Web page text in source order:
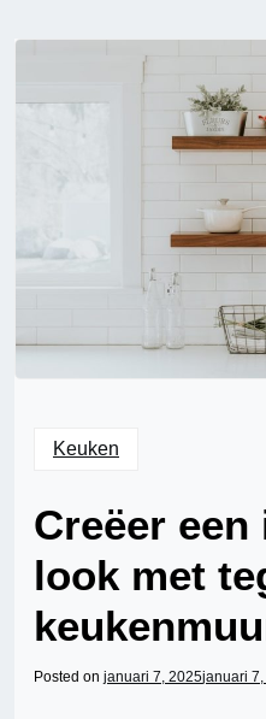
Keuken
Creëer
look met
Posted on januari 7, 2025januari